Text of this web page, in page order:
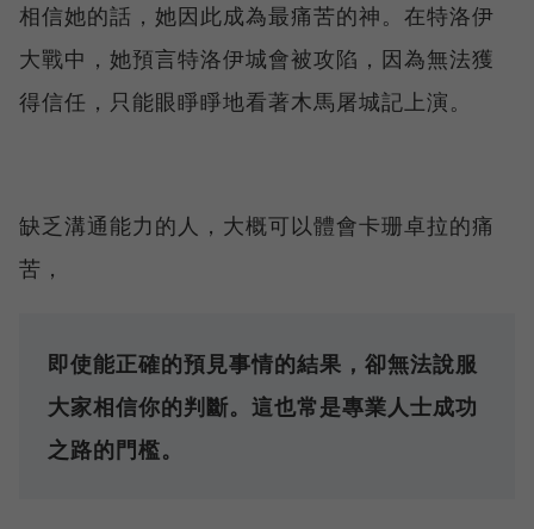
相信她的話，她因此成為最痛苦的神。在特洛伊
大戰中，她預言特洛伊城會被攻陷，因為無法獲
得信任，只能眼睜睜地看著木馬屠城記上演。
缺乏溝通能力的人，大概可以體會卡珊卓拉的痛
苦，
即使能正確的預見事情的結果，卻無法說服
大家相信你的判斷。這也常是專業人士成功
之路的門檻。